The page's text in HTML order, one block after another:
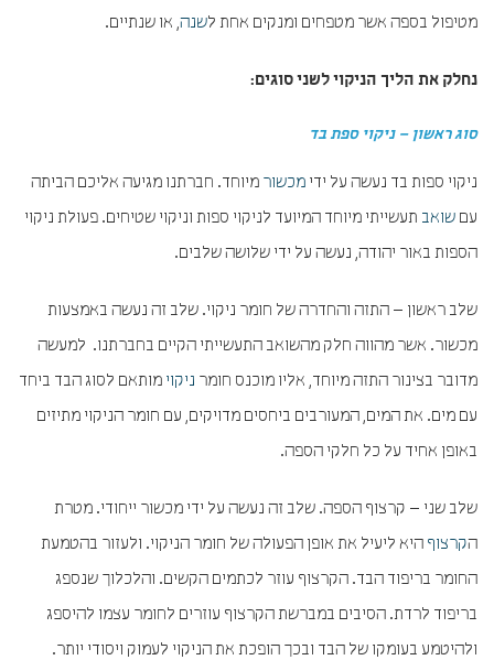
מטיפול בספה אשר מטפחים ומנקים אחת לשנה, או שנתיים.
נחלק את הליך הניקוי לשני סוגים:
סוג ראשון – ניקוי ספת בד
ניקוי ספות בד נעשה על ידי מכשור מיוחד. חברתנו מגיעה אליכם הביתה
עם שואב תעשייתי מיוחד המיועד לניקוי ספות וניקוי שטיחים. פעולת ניקוי
הספות באור יהודה, נעשה על ידי שלושה שלבים.
שלב ראשון – התזה והחדרה של חומר ניקוי. שלב זה נעשה באמצעות
מכשור. אשר מהווה חלק מהשואב התעשייתי הקיים בחברתנו. למעשה
מדובר בצינור התזה מיוחד, אליו מוכנס חומר ניקוי מותאם לסוג הבד ביחד
עם מים. את המים, המעורבים ביחסים מדויקים, עם חומר הניקוי מתיזים
באופן אחיד על כל חלקי הספה.
שלב שני – קרצוף הספה. שלב זה נעשה על ידי מכשור ייחודי. מטרת
הקרצוף היא ליעיל את אופן הפעולה של חומר הניקוי. ולעזור בהטמעת
החומר בריפוד הבד. הקרצוף עוזר לכתמים הקשים. והלכלוך שנספג
בריפוד לרדת. הסיבים במברשת הקרצוף עוזרים לחומר עצמו להיספג
ולהיטמע בעומקו של הבד ובכך הופכת את הניקוי לעמוק ויסודי יותר.